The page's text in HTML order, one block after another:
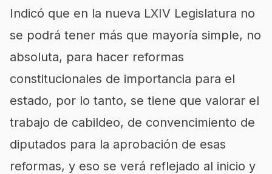
Indicó que en la nueva LXIV Legislatura no
se podrá tener más que mayoría simple, no
absoluta, para hacer reformas
constitucionales de importancia para el
estado, por lo tanto, se tiene que valorar el
trabajo de cabildeo, de convencimiento de
diputados para la aprobación de esas
reformas, y eso se verá reflejado al inicio y